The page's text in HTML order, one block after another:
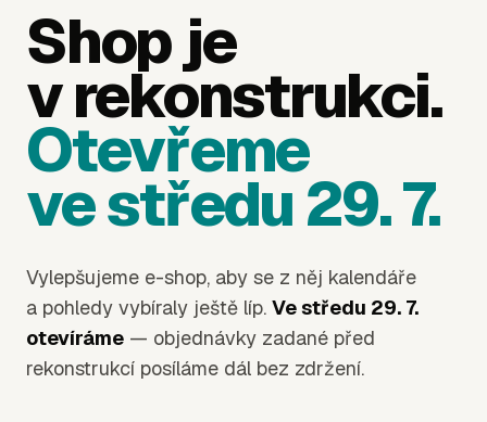
Shop je
v rekonstrukci.
Otevřeme
ve středu 29. 7.
Vylepšujeme e-shop, aby se z něj kalendáře
a pohledy vybíraly ještě líp. Ve středu 29. 7.
otevíráme — objednávky zadané před
rekonstrukcí posíláme dál bez zdržení.